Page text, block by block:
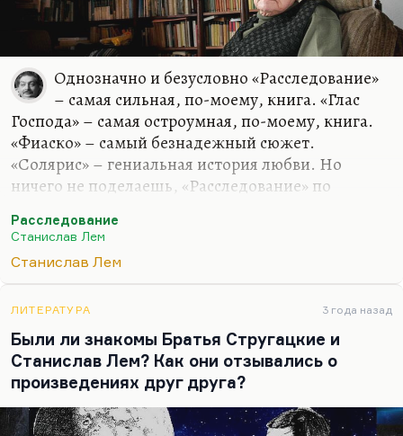
Однозначно и безусловно «Расследование»
– самая сильная, по-моему, книга. «Глас
Господа» – самая остроумная, по-моему, книга.
«Фиаско» – самый безнадежный сюжет.
«Солярис» – гениальная история любви. Но
ничего не поделаешь, «Расследование» по
всего на меня действует.
Расследование
Станислав Лем
Станислав Лем
ЛИТЕРАТУРА 3 года назад
Были ли знакомы Братья Стругацкие и
Станислав Лем? Как они отзывались о
произведениях друг друга?